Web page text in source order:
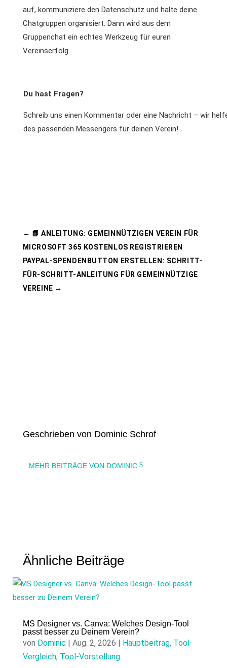
auf, kommuniziere den Datenschutz und halte deine
Chatgruppen organisiert. Dann wird aus dem
Gruppenchat ein echtes Werkzeug für euren
Vereinserfolg.
Du hast Fragen?
Schreib uns einen Kommentar oder eine Nachricht – wir
des passenden Messengers für deinen Verein!
← 📘 ANLEITUNG: GEMEINNÜTZIGEN VEREIN FÜR
MICROSOFT 365 KOSTENLOS REGISTRIEREN
PAYPAL-SPENDENBUTTON ERSTELLEN: SCHRITT-
FÜR-SCHRITT-ANLEITUNG FÜR GEMEINNÜTZIGE
VEREINE →
Geschrieben von Dominic Schrof
MEHR BEITRÄGE VON DOMINIC
Ähnliche Beiträge
MS Designer vs. Canva: Welches Design-Tool
passt besser zu Deinem Verein?
von Dominic | Aug. 2, 2026 | Hauptbeitrag, Tool-
Vergleich, Tool-Vorstellung